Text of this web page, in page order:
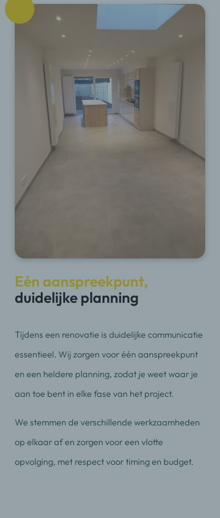
Eén aanspreekpunt,
duidelijke planning
Tijdens een renovatie is duidelijke communicatie
essentieel. Wij zorgen voor één aanspreekpunt
en een heldere planning, zodat je weet waar je
aan toe bent in elke fase van het project.
We stemmen de verschillende werkzaamheden
op elkaar af en zorgen voor een vlotte
opvolging, met respect voor timing en budget.